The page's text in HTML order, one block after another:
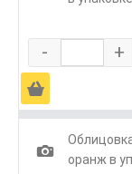
- +
Ä
1
оранж в